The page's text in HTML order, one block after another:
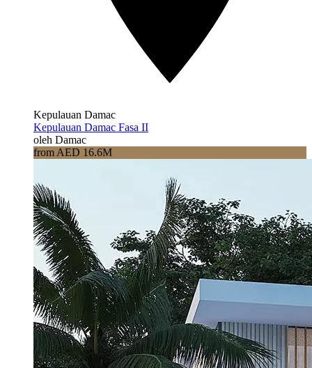
Kepulauan Damac
Kepulauan Damac Fasa II
oleh Damac
from AED 16.6M